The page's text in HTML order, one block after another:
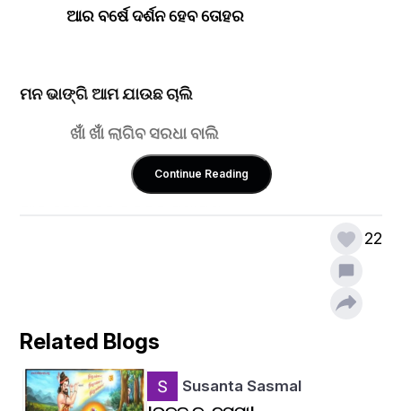
             ଆର ବର୍ଷେ ଦର୍ଶନ ହେବ ତୋହର
ମନ ଭାଙ୍ଗି ଆମ ଯାଉଛ ଚାଲି
              ଖାଁ ଖାଁ ଲାଗିବ ସରଧା ବାଲି
ବିନା ତୋର ବଡ଼ଦାଣ୍ଡ ଦିଶେ ଖାଲି
             ଦେବତା ମାନେ ବି ତ ଗଲେ ଚାଲି
Continue Reading
22
Related Blogs
Susanta Sasmal